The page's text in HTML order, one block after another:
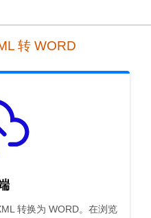
转 WORD
转换为 WORD。在浏览